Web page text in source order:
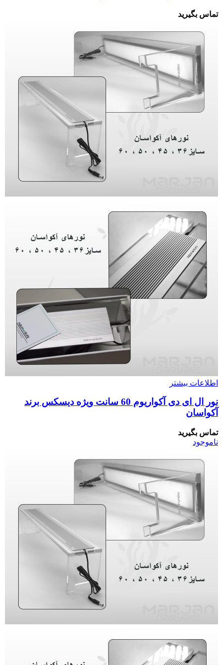
تماس بگیرید
اطلاعات بیشتر
نور ال ای دی آکواریوم 60 سانت ویژه دیسکس برند
آکواسان
تماس بگیرید
ناموجود